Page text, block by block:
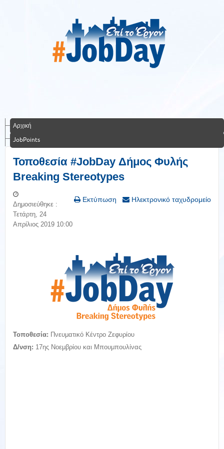
Αρχική
JobPoints
Τοποθεσία #JobDay Δήμος Φυλής
Breaking Stereotypes
Εκτύπωση Ηλεκτρονικό ταχυδρομείο
Δημοσιεύθηκε :
Τετάρτη, 24
Απρίλιος 2019 10:00
Τοποθεσία: Πνευματικό Κέντρο Ζεφυρίου
Δ/νση: 17ης Νοεμβρίου και Μπουμπουλίνας